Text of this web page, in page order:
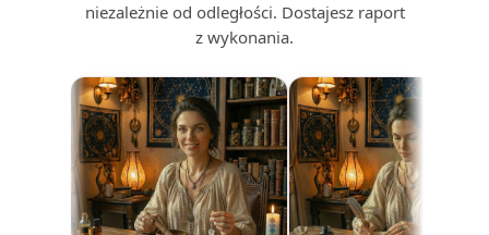
niezależnie od odległości. Dostajesz raport
z wykonania.